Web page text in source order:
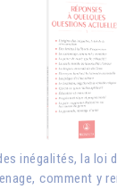
inégalités, la loi
comment y